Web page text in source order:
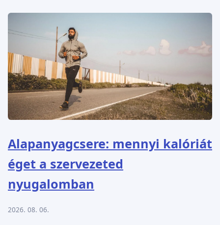
Alapanyagcsere: mennyi kalóriát
éget a szervezeted
nyugalomban
2026. 08. 06.